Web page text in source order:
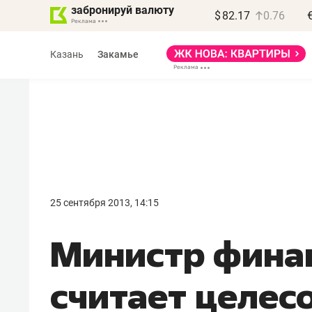
забронируй валюту $ 82.17 0.76
Казань Закамье
25 сентября 2013, 14:15
Министр
считает
правил, бизнес может
потерять минимум